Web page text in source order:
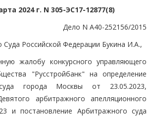
2024 г. N 305-ЭС17-12877(8)
Дело N А40-252156/2015
Суда Российской Федерации Букина И.А.,
жалобу конкурсного управляющего
"Русстройбанк" на определение
города Москвы от 23.05.2023,
арбитражного апелляционного
и постановление Арбитражного суда